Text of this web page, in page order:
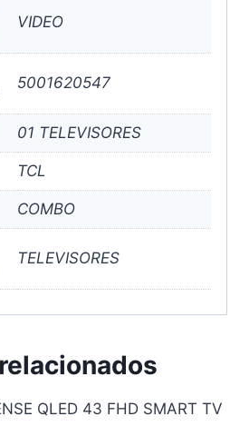
VIDEO
5001620547
01 TELEVISORES
TCL
COMBO
TELEVISORES